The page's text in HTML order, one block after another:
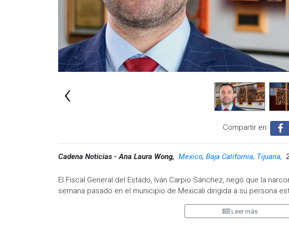
‹
Compartir en:
Cadena Noticias - Ana Laura Wong, Mexico, Baja California, Tijuana,
El Fiscal General del Estado, Iván Carpio Sánchez, negó que la
semana pasado en el municipio de Mexicali dirigida a su persona
Ante medios de comunicación declaró que tras labores de
(FGE) saben de donde proviene dicha narcomanta.
Leer más